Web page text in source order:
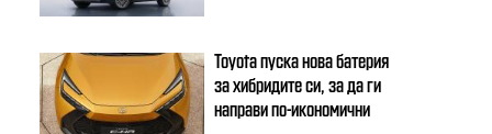
Toyota пуска нова батерия
за хибридите си, за да ги
направи по-икономични